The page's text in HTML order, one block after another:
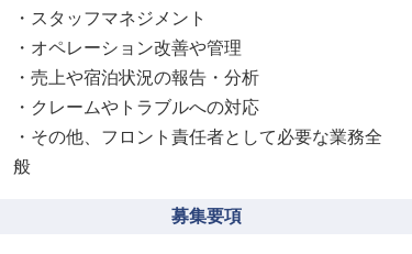
・スタッフマネジメント
・オペレーション改善や管理
・売上や宿泊状況の報告・分析
・クレームやトラブルへの対応
・その他、フロント責任者として必要な業務全
般
募集要項